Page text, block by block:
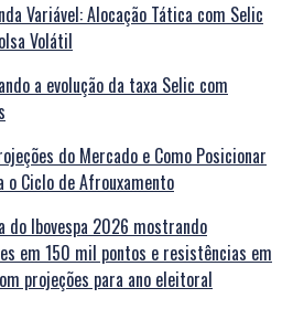
Variável: Alocação Tática com Selic
Volátil
do Mercado e Como Posicionar
o Ciclo de Afrouxamento